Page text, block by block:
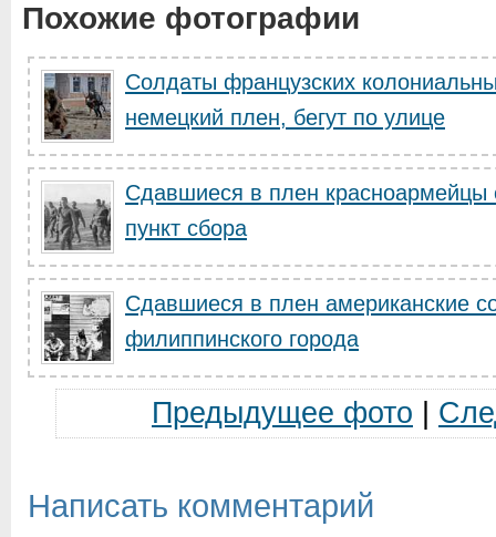
Похожие фотографии
Солдаты французских
немецкий плен, бегут по улице
Сдавшиеся в плен красноармейцы
пункт сбора
Сдавшиеся в плен американские
филиппинского города
Предыдущее фото
Написать комментарий